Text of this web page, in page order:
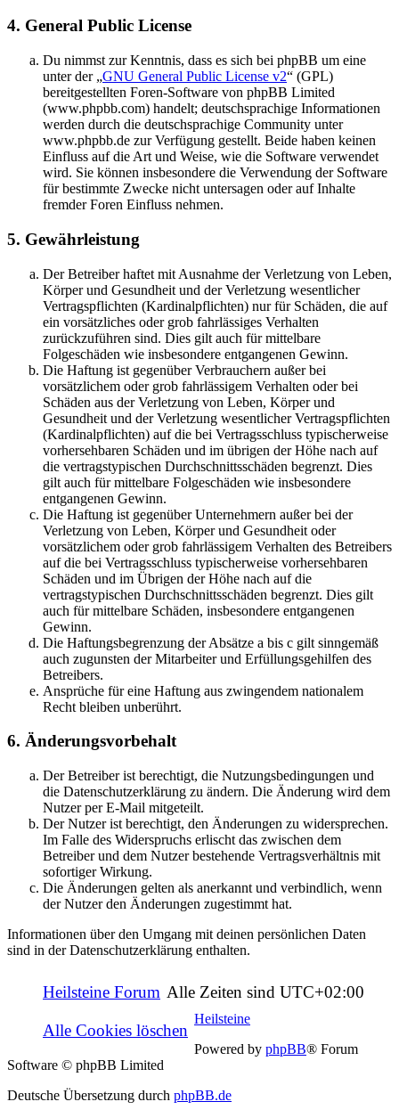
4. General Public License
Du nimmst zur Kenntnis, dass es sich bei phpBB um eine
unter der „GNU General Public License v2“ (GPL)
bereitgestellten Foren-Software von phpBB Limited
(www.phpbb.com) handelt; deutschsprachige Informationen
werden durch die deutschsprachige Community unter
www.phpbb.de zur Verfügung gestellt. Beide haben keinen
Einfluss auf die Art und Weise, wie die Software verwendet
wird. Sie können insbesondere die Verwendung der Software
für bestimmte Zwecke nicht untersagen oder auf Inhalte
fremder Foren Einfluss nehmen.
5. Gewährleistung
Der Betreiber haftet mit Ausnahme der Verletzung von Leben,
Körper und Gesundheit und der Verletzung wesentlicher
Vertragspflichten (Kardinalpflichten) nur für Schäden, die auf
ein vorsätzliches oder grob fahrlässiges Verhalten
zurückzuführen sind. Dies gilt auch für mittelbare
Folgeschäden wie insbesondere entgangenen Gewinn.
Die Haftung ist gegenüber Verbrauchern außer bei
vorsätzlichem oder grob fahrlässigem Verhalten oder bei
Schäden aus der Verletzung von Leben, Körper und
Gesundheit und der Verletzung wesentlicher Vertragspflichten
(Kardinalpflichten) auf die bei Vertragsschluss typischerweise
vorhersehbaren Schäden und im übrigen der Höhe nach auf
die vertragstypischen Durchschnittsschäden begrenzt. Dies
gilt auch für mittelbare Folgeschäden wie insbesondere
entgangenen Gewinn.
Die Haftung ist gegenüber Unternehmern außer bei der
Verletzung von Leben, Körper und Gesundheit oder
vorsätzlichem oder grob fahrlässigem Verhalten des Betreibers
auf die bei Vertragsschluss typischerweise vorhersehbaren
Schäden und im Übrigen der Höhe nach auf die
vertragstypischen Durchschnittsschäden begrenzt. Dies gilt
auch für mittelbare Schäden, insbesondere entgangenen
Gewinn.
Die Haftungsbegrenzung der Absätze a bis c gilt sinngemäß
auch zugunsten der Mitarbeiter und Erfüllungsgehilfen des
Betreibers.
Ansprüche für eine Haftung aus zwingendem nationalem
Recht bleiben unberührt.
6. Änderungsvorbehalt
Der Betreiber ist berechtigt, die Nutzungsbedingungen und
die Datenschutzerklärung zu ändern. Die Änderung wird dem
Nutzer per E-Mail mitgeteilt.
Der Nutzer ist berechtigt, den Änderungen zu widersprechen.
Im Falle des Widerspruchs erlischt das zwischen dem
Betreiber und dem Nutzer bestehende Vertragsverhältnis mit
sofortiger Wirkung.
Die Änderungen gelten als anerkannt und verbindlich, wenn
der Nutzer den Änderungen zugestimmt hat.
Informationen über den Umgang mit deinen persönlichen Daten
sind in der Datenschutzerklärung enthalten.
Heilsteine Forum Alle Zeiten sind UTC+02:00
Alle Cookies löschen
Heilsteine
Powered by phpBB® Forum
Software © phpBB Limited
Deutsche Übersetzung durch phpBB.de